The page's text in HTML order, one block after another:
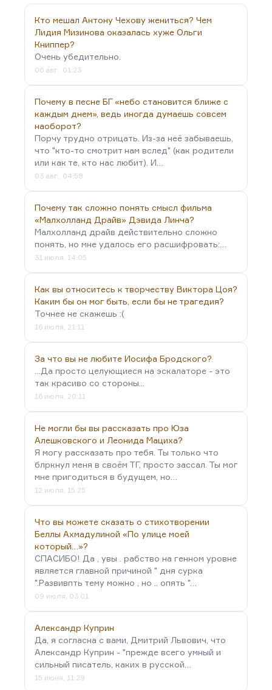
Кто мешал Антону Чехову жениться? Чем
Лидия Мизинова оказалась хуже Ольги
Книппер?
Очень убедительно.
06 авг., 01:23
Почему в песне БГ «небо становится ближе с
каждым днем», ведь иногда думаешь совсем
наоборот?
Порчу трудно отрицать. Из-за неё забываешь,
что "кто-то смотрит нам вслед" (как родители
или как те, кто нас любит). И…
03 авг., 04:58
Почему так сложно понять смысл фильма
«Малхолланд Драйв» Дэвида Линча?
Малхолланд драйв действительно сложно
понять, но мне удалось его расшифровать:…
31 июля, 14:05
Как вы относитесь к творчеству Виктора Цоя?
Каким бы он мог быть, если бы не трагедия?
Точнее не скажешь :(
16 июля, 21:11
За что вы не любите Иосифа Бродского?
...Да просто целующиеся на эскалаторе - это
так красиво со стороны...
16 июля, 20:11
Не могли бы вы рассказать про Юза
Алешковского и Леонида Мациха?
Я могу рассказать про тебя. Ты только что
блркнул меня в своём ТГ, просто зассал. Ты мог
мне пригодиться в будущем, но…
12 июля, 15:25
Что вы можете сказать о стихотворении
Беллы Ахмадулиной «По улице моей
который…»?
СПАСИБО! Да , увы . рабство на генном уровне
является главной причиной " дня сурка
".Развивпть тему можно , но .. опять "…
09 июля, 03:01
Александр Куприн
Да, я согласна с вами, Дмитрий Львович, что
Александр Куприн - "прежде всего умный и
сильный писатель, каких в русской…
15 июня, 11:29